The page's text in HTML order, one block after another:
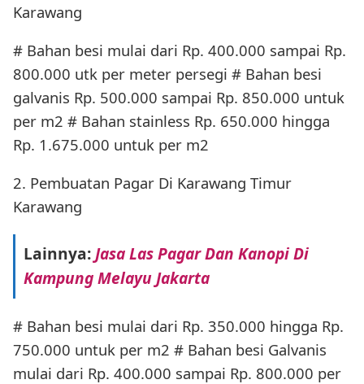
Karawang
# Bahan besi mulai dari Rp. 400.000 sampai Rp.
800.000 utk per meter persegi # Bahan besi
galvanis Rp. 500.000 sampai Rp. 850.000 untuk
per m2 # Bahan stainless Rp. 650.000 hingga
Rp. 1.675.000 untuk per m2
2. Pembuatan Pagar Di Karawang Timur
Karawang
Lainnya:Jasa Las Pagar Dan Kanopi Di
Kampung Melayu Jakarta
# Bahan besi mulai dari Rp. 350.000 hingga Rp.
750.000 untuk per m2 # Bahan besi Galvanis
mulai dari Rp. 400.000 sampai Rp. 800.000 per